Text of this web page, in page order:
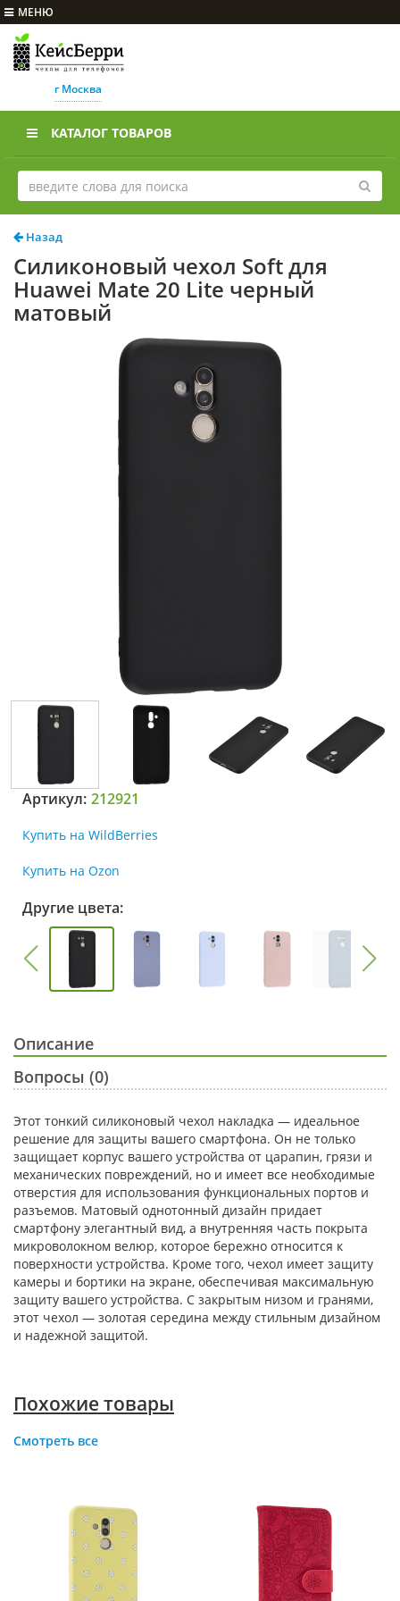
МЕНЮ
г Москва
КАТАЛОГ ТОВАРОВ
Назад
Силиконовый чехол Soft для
Huawei Mate 20 Lite черный
матовый
Артикул: 212921
Купить на WildBerries
Купить на Ozon
Другие цвета:
Описание
Вопросы (0)
Этот тонкий силиконовый чехол накладка — идеальное
решение для защиты вашего смартфона. Он не только
защищает корпус вашего устройства от царапин, грязи и
механических повреждений, но и имеет все необходимые
отверстия для использования функциональных портов и
разъемов. Матовый однотонный дизайн придает
смартфону элегантный вид, а внутренняя часть покрыта
микроволокном велюр, которое бережно относится к
поверхности устройства. Кроме того, чехол имеет защиту
камеры и бортики на экране, обеспечивая максимальную
защиту вашего устройства. С закрытым низом и гранями,
этот чехол — золотая середина между стильным дизайном
и надежной защитой.
Похожие товары
Смотреть все